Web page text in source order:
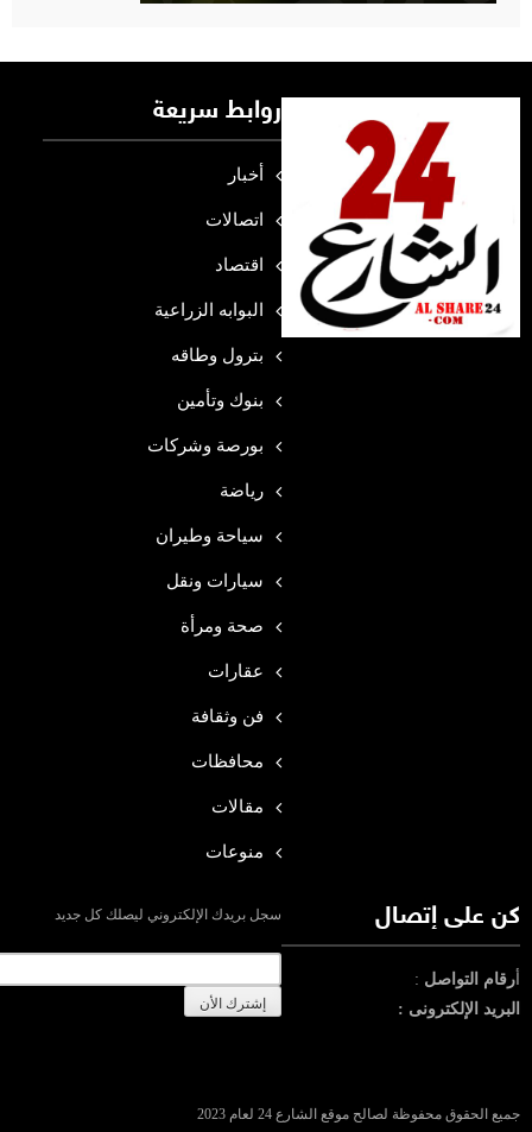
روابط سريعة
أخبار
اتصالات
اقتصاد
البوابه الزراعية
بترول وطاقه
بنوك وتأمين
بورصة وشركات
رياضة
سياحة وطيران
سيارات ونقل
صحة ومرأة
عقارات
فن وثقافة
محافظات
مقالات
منوعات
كن على إتصال
رقام التواصل :
البريد الإلكترونى :
سجل بريدك الإلكتروني ليصلك كل جديد
جميع الحقوق محفوظة لصالح موقع الشارع 24 لعام 2023